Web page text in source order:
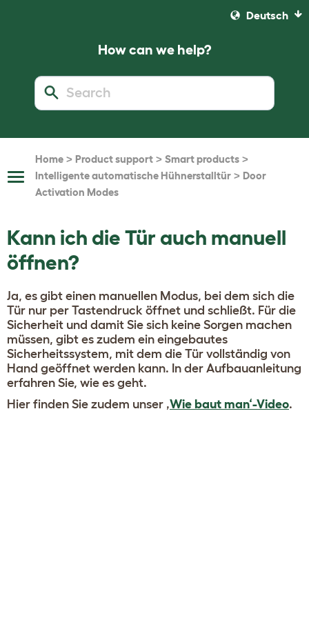
Deutsch
How can we help?
Toggle
Navigation
Home > Product support > Smart products >
Intelligente automatische Hühnerstalltür > Door
Activation Modes
Kann ich die Tür auch manuell
öffnen?
Ja, es gibt einen manuellen Modus, bei dem sich die
Tür nur per Tastendruck öffnet und schließt. Für die
Sicherheit und damit Sie sich keine Sorgen machen
müssen, gibt es zudem ein eingebautes
Sicherheitssystem, mit dem die Tür vollständig von
Hand geöffnet werden kann. In der Aufbauanleitung
erfahren Sie, wie es geht.
Hier finden Sie zudem unser ‚Wie baut man‘-Video.